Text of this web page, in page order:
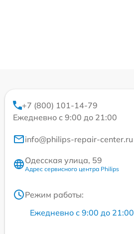
+7 (800) 101-14-79
Ежедневно с 9:00 до 21:00
info@philips-repair-center.ru
Одесская улица, 59
Адрес сервисного центра Philips
Режим работы:
Ежедневно с 9:00 до 21:00